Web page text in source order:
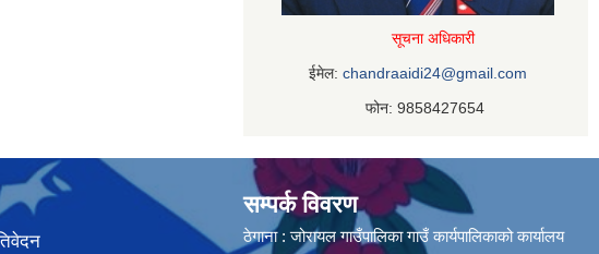
सूचना अधिकारी
ईमेल: chandraaidi24@gmail.com
फोन: 9858427654
सम्पर्क विवरण
ठेगाना : जोरायल गाउँपालिका गाउँ कार्यपालिकाको कार्यालय